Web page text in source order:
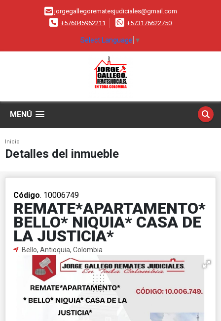
jorgegallegorematesjudiciales@gmail.com
+576045962211
+573176622750
Select Language ▼
MENÚ
Inicio
Detalles del inmueble
Código. 10006749
REMATE*APARTAMENTO*
BELLO* NIQUIA* CASA DE
LA JUSTICIA*
Bello, Antioquia, Colombia